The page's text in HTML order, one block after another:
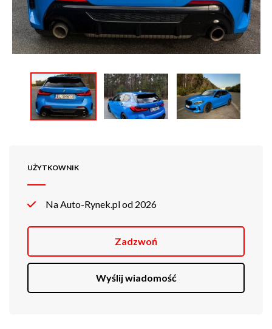
UŻYTKOWNIK
Na Auto-Rynek.pl od 2026
Zadzwoń
Wyślij wiadomość